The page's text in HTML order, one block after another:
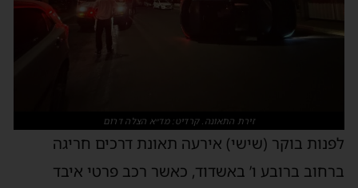
זירת התאונה. קרדיט: מד״א הצלה דרום
לפנות בוקר (שישי) אירעה תאונת דרכים חריגה
ברחוב ברובע ו’ באשדוד, כאשר רכב פרטי איבד